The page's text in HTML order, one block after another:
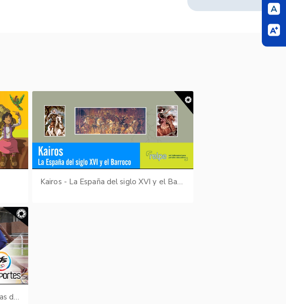
Kairos - La España del siglo XVI y el Barroco
Escuela Virtual de Deportes: Carreras de medio fondo y fondo - fotografías